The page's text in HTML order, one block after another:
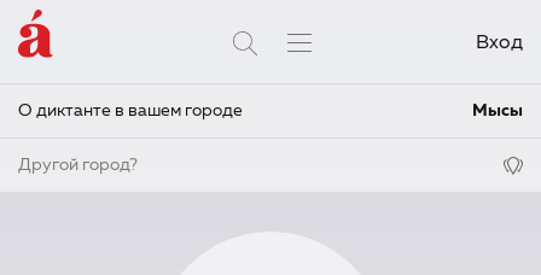
Вход
О диктанте в вашем городе Мысы
Другой город?